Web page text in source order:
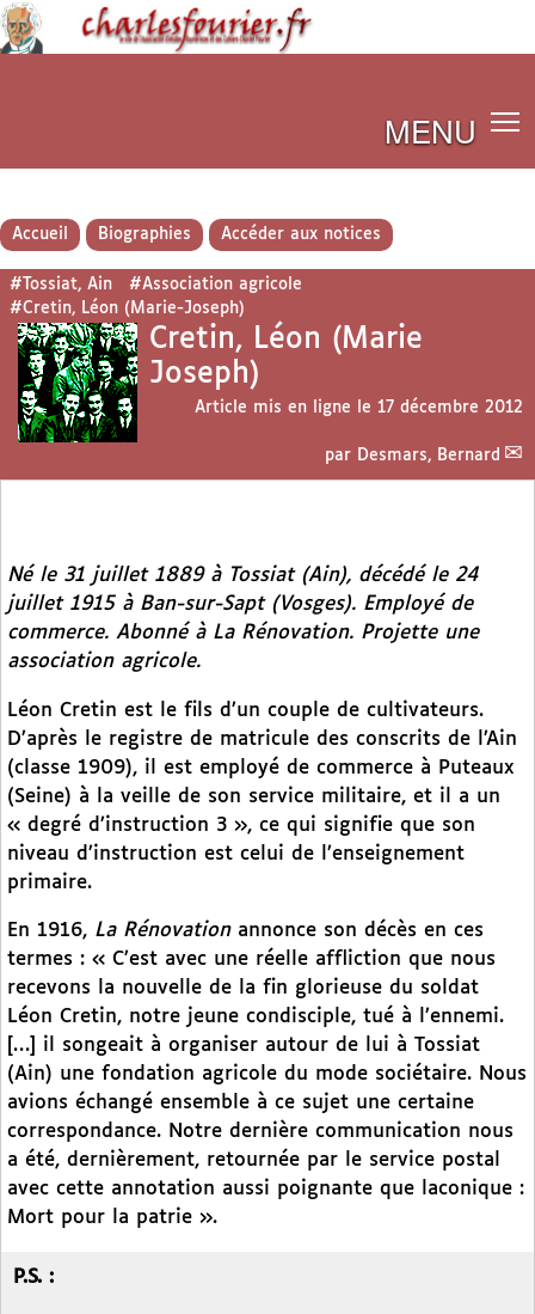
MENU
Accueil Biographies Accéder aux notices
#Tossiat, Ain
#Association agricole
#Cretin, Léon (Marie-Joseph)
Cretin, Léon (Marie
Joseph)
Article mis en ligne le 17 décembre 2012
par Desmars, Bernard
Né le 31 juillet 1889 à Tossiat (Ain), décédé le 24
juillet 1915 à Ban-sur-Sapt (Vosges). Employé de
commerce. Abonné à La Rénovation. Projette une
association agricole.
Léon Cretin est le fils d’un couple de cultivateurs.
D’après le registre de matricule des conscrits de l’Ain
(classe 1909), il est employé de commerce à Puteaux
(Seine) à la veille de son service militaire, et il a un
« degré d’instruction 3 », ce qui signifie que son
niveau d’instruction est celui de l’enseignement
primaire.
En 1916, La Rénovation annonce son décès en ces
termes : « C’est avec une réelle affliction que nous
recevons la nouvelle de la fin glorieuse du soldat
Léon Cretin, notre jeune condisciple, tué à l’ennemi.
[…] il songeait à organiser autour de lui à Tossiat
(Ain) une fondation agricole du mode sociétaire. Nous
avions échangé ensemble à ce sujet une certaine
correspondance. Notre dernière communication nous
a été, dernièrement, retournée par le service postal
avec cette annotation aussi poignante que laconique :
Mort pour la patrie ».
P.S. :